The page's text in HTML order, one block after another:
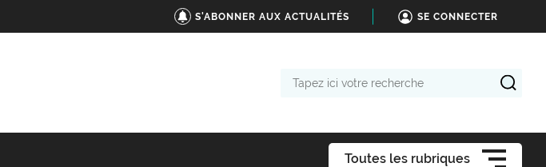
S'ABONNER AUX ACTUALITÉS SE CONNECTER
Toutes les rubriques